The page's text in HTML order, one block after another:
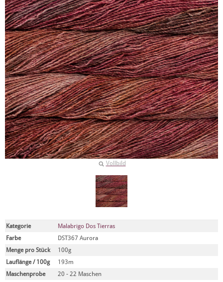
Vollbild
Kategorie
Malabrigo Dos Tierras
Farbe
DST367 Aurora
Menge pro Stück
100g
Lauflänge / 100g
193m
Maschenprobe
20 - 22 Maschen